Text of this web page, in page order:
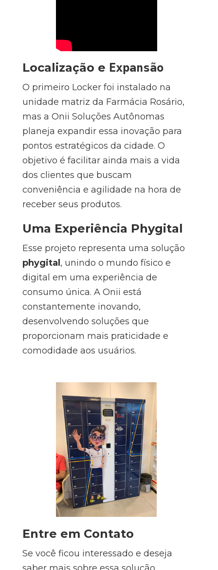
Localização e Expansão
O primeiro Locker foi instalado na
unidade matriz da Farmácia Rosário,
mas a Onii Soluções Autônomas
planeja expandir essa inovação para
pontos estratégicos da cidade. O
objetivo é facilitar ainda mais a vida
dos clientes que buscam
conveniência e agilidade na hora de
receber seus produtos.
Uma Experiência Phygital
Esse projeto representa uma solução
phygital , unindo o mundo físico e
digital em uma experiência de
consumo única. A Onii está
constantemente inovando,
desenvolvendo soluções que
proporcionam mais praticidade e
comodidade aos usuários.
Entre em Contato
Se você ficou interessado e deseja